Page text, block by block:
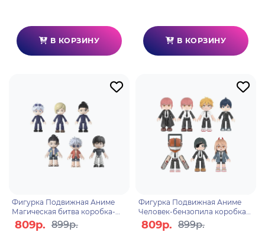
В КОРЗИНУ В КОРЗИНУ
Фигурка Подвижная Аниме
Магическая битва коробка-
сюрприз (blind box) 10 см, 1 шт
809р. 899р.
Фигурка Подвижная Аниме
Человек-бензопила коробка
сюрприз (blind box) 10 см, 1 шт
809р. 899р.